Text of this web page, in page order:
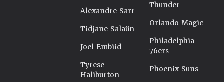
Alexandre Sarr
Tidjane Salaün
Joel Embiid
Tyrese
Haliburton
Thunder
Orlando Magic
Philadelphia
76ers
Phoenix Suns